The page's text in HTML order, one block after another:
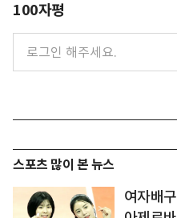
100자평
스포츠 많이 본 뉴스
여자배